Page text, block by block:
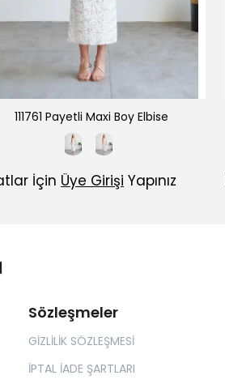
111761 Payetli Maxi Boy Elbise
İçin Üye Girişi Yapınız
Sözleşmeler
GİZLİLİK SÖZLEŞMESİ
İPTAL İADE ŞARTLARI